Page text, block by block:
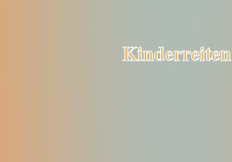
Kinderreiten